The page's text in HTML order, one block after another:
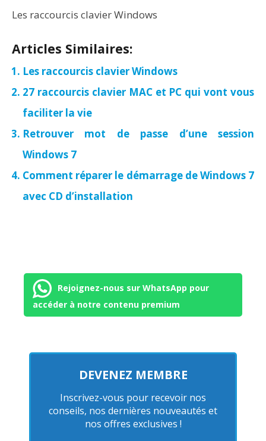
Les raccourcis clavier Windows
Articles Similaires:
Les raccourcis clavier Windows
27 raccourcis clavier MAC et PC qui vont vous
faciliter la vie
Retrouver mot de passe d’une session
Windows 7
Comment réparer le démarrage de Windows 7
avec CD d’installation
Rejoignez-nous sur WhatsApp pour
accéder à notre contenu premium
DEVENEZ MEMBRE
Inscrivez-vous pour recevoir nos
conseils, nos dernières nouveautés et
nos offres exclusives !